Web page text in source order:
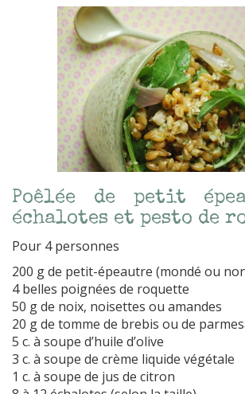
Poêlée de petit
échalotes et pesto de
Pour 4 personnes
200 g de petit-épeautre (mondé ou
4 belles poignées de roquette
50 g de noix, noisettes ou amandes
20 g de tomme de brebis ou de
5 c. à soupe d’huile d’olive
3 c. à soupe de crème liquide végétale
1 c. à soupe de jus de citron